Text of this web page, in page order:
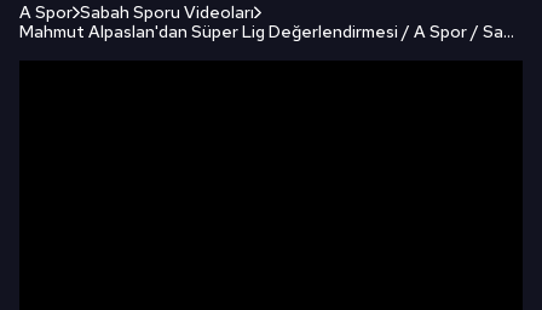
A Spor Sabah Sporu Videoları
Mahmut Alpaslan'dan Süper Lig Değerlendirmesi / A Spor / Sabah Sporu Full Bölüm